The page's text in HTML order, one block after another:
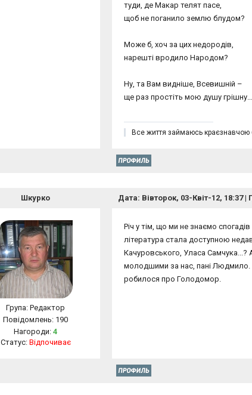
туди, де Макар телят пасе,
щоб не поганило землю блудом?
Може б, хоч за цих недородів,
нарешті вродило Народом?
Ну, та Вам видніше, Всевишній –
ще раз простіть мою душу грішну…
Все життя займаюсь краєзнавчою
Шкурко Дата: Вівторок, 03-Квіт-12, 18:37
Група: Редактор
Повідомлень: 190
Нагороди: 4
Статус: Відпочиває
Річ у тім, що ми не знаємо
література стала доступною
Качуровського, Уласа Самчука...?
молодшими за нас, пані Людмило.
робилося про Голодомор.